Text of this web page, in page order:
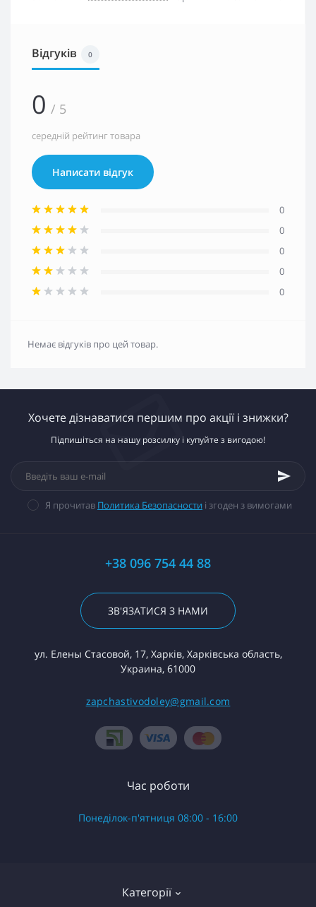
Відгуків 0
0 / 5
середній рейтинг товара
Написати відгук
0
0
0
0
0
Немає відгуків про цей товар.
Хочете дізнаватися першим про акції і знижки?
Підпишіться на нашу розсилку і купуйте з вигодою!
Я прочитав Политика Безопасности і згоден з вимогами
+38 096 754 44 88
ЗВ'ЯЗАТИСЯ З НАМИ
ул. Елены Стасовой, 17, Харків, Харківська область,
Украина, 61000
zapchastivodoley@gmail.com
Категорії
Час роботи
Понеділок-п'ятниця 08:00 - 16:00